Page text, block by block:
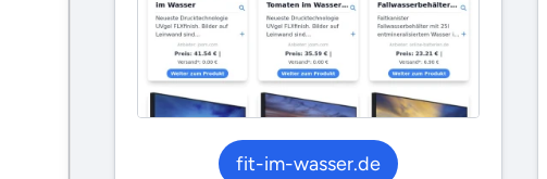
fit-im-wasser.de